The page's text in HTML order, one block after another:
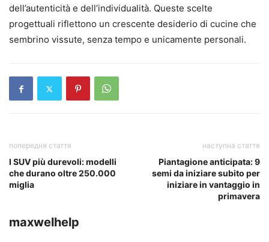
dell’autenticità e dell’individualità. Queste scelte
progettuali riflettono un crescente desiderio di cucine che
sembrino vissute, senza tempo e unicamente personali.
попередня стаття
I SUV più durevoli: modelli
che durano oltre 250.000
miglia
наступна стаття
Piantagione anticipata: 9
semi da iniziare subito per
iniziare in vantaggio in
primavera
maxwelhelp